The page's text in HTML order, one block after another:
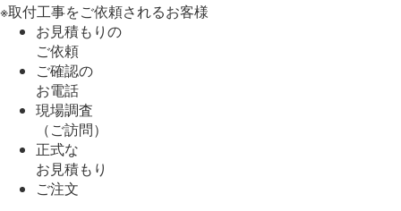
※取付工事をご依頼されるお客様
お見積もりの
ご依頼
ご確認の
お電話
現場調査
（ご訪問）
正式な
お見積もり
ご注文